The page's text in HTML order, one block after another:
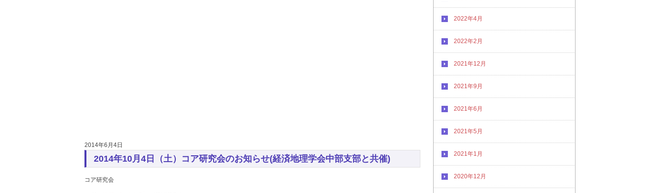
2014年6月4日
2014年10月4日（土）コア研究会のお知らせ(経済地理学会中部支部と共催)
コア研究会
2022年4月
2022年2月
2021年12月
2021年9月
2021年6月
2021年5月
2021年1月
2020年12月